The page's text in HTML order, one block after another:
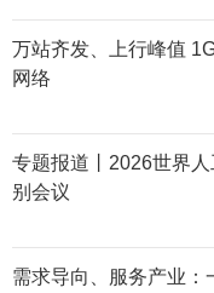
万站齐发、上行峰值
网络
专题报道丨2026世界
别会议
需求导向、服务产业：